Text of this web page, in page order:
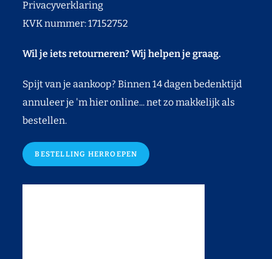
Privacyverklaring
KVK nummer: 17152752
Wil je iets retourneren? Wij helpen je graag.
Spijt van je aankoop? Binnen 14 dagen bedenktijd
annuleer je 'm hier online... net zo makkelijk als
bestellen.
BESTELLING HERROEPEN